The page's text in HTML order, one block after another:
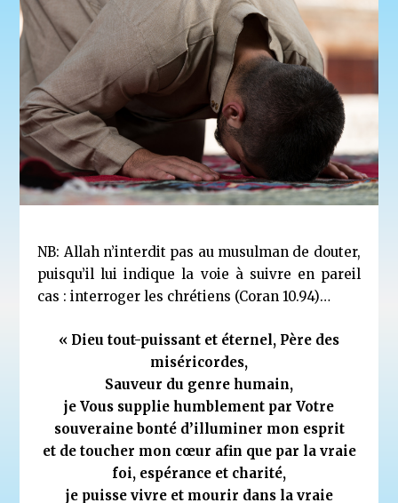
NB: Allah n’interdit pas au musulman de douter,
puisqu’il lui indique la voie à suivre en pareil
cas : interroger les chrétiens (Coran 10.94)…
« Dieu tout-puissant et éternel, Père des
miséricordes,
Sauveur du genre humain,
je Vous supplie humblement par Votre
souveraine bonté d’illuminer mon esprit
et de toucher mon cœur afin que par la vraie
foi, espérance et charité,
je puisse vivre et mourir dans la vraie